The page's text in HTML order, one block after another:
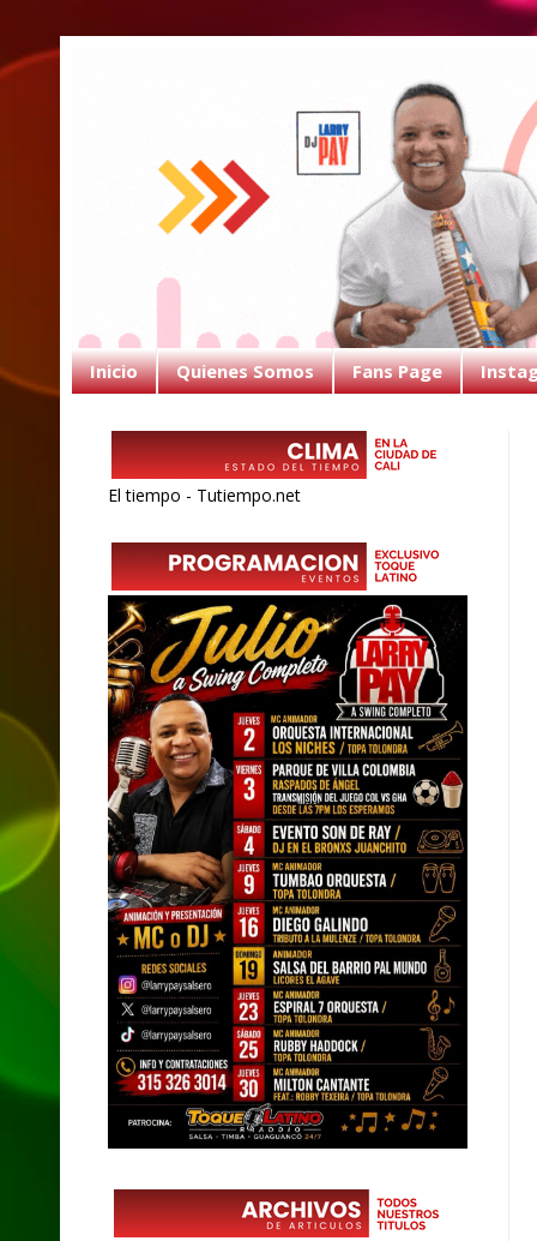
Inicio Quienes Somos Fans Page
El tiempo - Tutiempo.net